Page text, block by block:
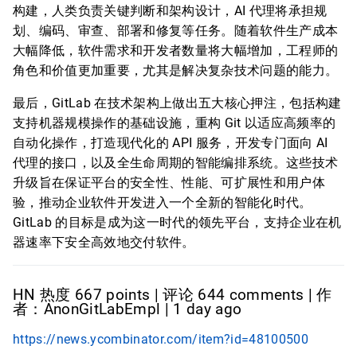
构建，人类负责关键判断和架构设计，AI 代理将承担规
划、编码、审查、部署和修复等任务。随着软件生产成本
大幅降低，软件需求和开发者数量将大幅增加，工程师的
角色和价值更加重要，尤其是解决复杂技术问题的能力。
最后，GitLab 在技术架构上做出五大核心押注，包括构建
支持机器规模操作的基础设施，重构 Git 以适应高频率的
自动化操作，打造现代化的 API 服务，开发专门面向 AI
代理的接口，以及全生命周期的智能编排系统。这些技术
升级旨在保证平台的安全性、性能、可扩展性和用户体
验，推动企业软件开发进入一个全新的智能化时代。
GitLab 的目标是成为这一时代的领先平台，支持企业在机
器速率下安全高效地交付软件。
HN 热度 667 points | 评论 644 comments | 作
者：AnonGitLabEmpl | 1 day ago
https://news.ycombinator.com/item?id=48100500